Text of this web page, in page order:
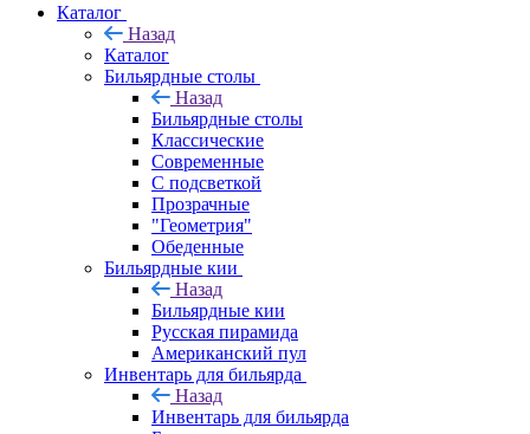
Каталог
Назад
Каталог
Бильярдные столы
Назад
Бильярдные столы
Классические
Современные
С подсветкой
Прозрачные
"Геометрия"
Обеденные
Бильярдные кии
Назад
Бильярдные кии
Русская пирамида
Американский пул
Инвентарь для бильярда
Назад
Инвентарь для бильярда